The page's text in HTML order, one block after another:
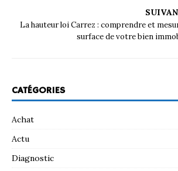
La hauteur loi Carrez : comprendre et
surface de votre bien
CATÉGORIES
Achat
Actu
Diagnostic